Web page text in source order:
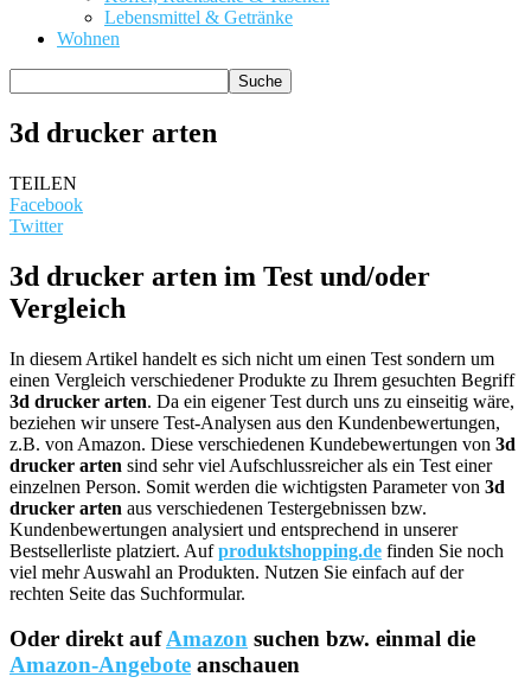
Lebensmittel & Getränke
Wohnen
3d drucker arten
TEILEN
Facebook
Twitter
3d drucker arten im Test und/oder
Vergleich
In diesem Artikel handelt es sich nicht um einen Test sondern um
einen Vergleich verschiedener Produkte zu Ihrem gesuchten Begriff
3d drucker arten. Da ein eigener Test durch uns zu einseitig wäre,
beziehen wir unsere Test-Analysen aus den Kundenbewertungen,
z.B. von Amazon. Diese verschiedenen Kundebewertungen von 3d
drucker arten sind sehr viel Aufschlussreicher als ein Test einer
einzelnen Person. Somit werden die wichtigsten Parameter von 3d
drucker arten aus verschiedenen Testergebnissen bzw.
Kundenbewertungen analysiert und entsprechend in unserer
Bestsellerliste platziert. Aufproduktshopping.de finden Sie noch
viel mehr Auswahl an Produkten. Nutzen Sie einfach auf der
rechten Seite das Suchformular.
Oder direkt aufAmazon suchen bzw. einmal die
Amazon-Angebote anschauen